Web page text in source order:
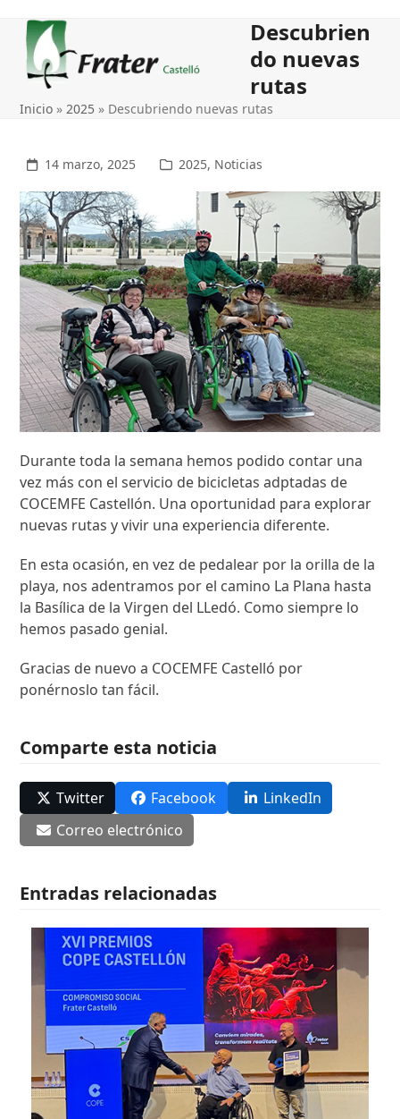
Open
mobile
menu
Close
mobile
menu
Descubrien
do nuevas
rutas
Inicio »2025 » Descubriendo nuevas rutas
14 marzo, 2025 2025, Noticias
Durante toda la semana hemos podido contar una
vez más con el servicio de bicicletas adptadas de
COCEMFE Castellón. Una oportunidad para explorar
nuevas rutas y vivir una experiencia diferente.
En esta ocasión, en vez de pedalear por la orilla de la
playa, nos adentramos por el camino La Plana hasta
la Basílica de la Virgen del LLedó. Como siempre lo
hemos pasado genial.
Gracias de nuevo a COCEMFE Castelló por
ponérnoslo tan fácil.
Comparte esta noticia
Twitter Facebook
LinkedIn
Correo electrónico
Entradas relacionadas